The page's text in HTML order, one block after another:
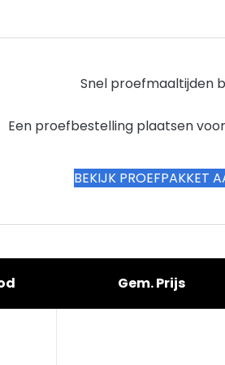
Snel proefmaaltijden
Een proefbestelling plaatsen
BEKIJK PROEFPAKKET
Gem. Prijs